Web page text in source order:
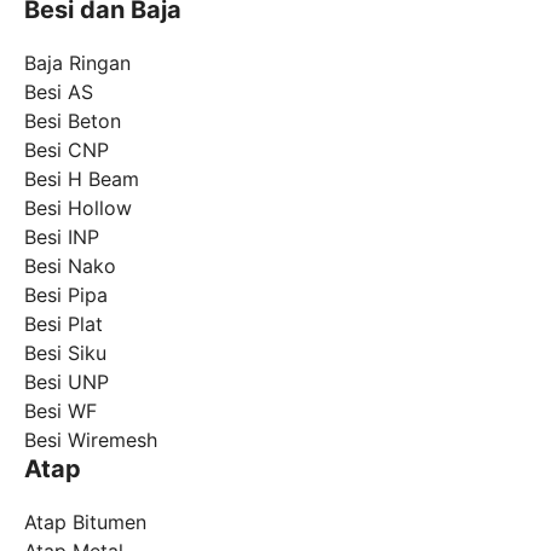
Besi dan Baja
Baja Ringan
Besi AS
Besi Beton
Besi CNP
Besi H Beam
Besi Hollow
Besi INP
Besi Nako
Besi Pipa
Besi Plat
Besi Siku
Besi UNP
Besi WF
Besi Wiremesh
Atap
Atap Bitumen